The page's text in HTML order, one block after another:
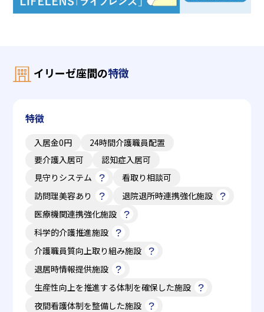
イリーゼ座間の特徴
特徴
入居金0円
24時間介護職員配置
要介護入居可
認知症入居可
見守りシステム
看取り相談可
訪問理美容あり
退院退所時連携強化施設
医療機関連携強化施設
科学的介護推進施設
介護職員質向上取り組み施設
退居時情報提供施設
生産性向上を推進する体制を確保した施設
夜間看護体制を整備した施設